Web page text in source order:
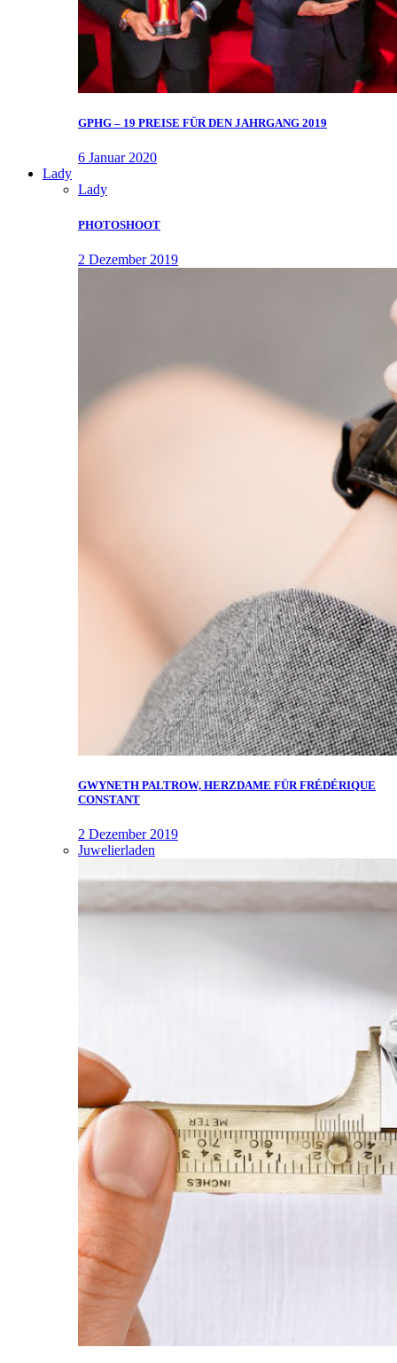
GPHG – 19 PREISE FÜR DEN JAHRGANG 2019
6 Januar 2020
Lady
Lady
PHOTOSHOOT
2 Dezember 2019
GWYNETH PALTROW, HERZDAME FÜR FRÉDÉRIQUE
CONSTANT
2 Dezember 2019
Juwelierladen